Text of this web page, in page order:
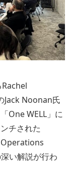
Jack Noonan氏
One WELL」に
チされた
Operations
い解説が行わ